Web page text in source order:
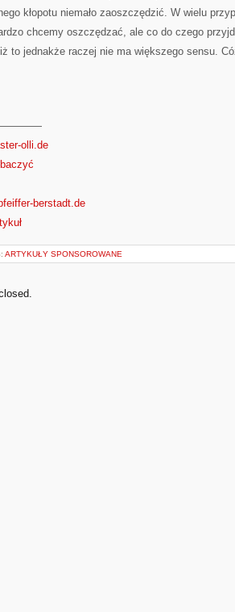
kłopotu niemało zaoszczędzić. W wielu
chcemy oszczędzać, ale co do czego
to jednakże raczej nie ma większego sensu.
olli.de
berstadt.de
ARTYKUŁY SPONSOROWANE